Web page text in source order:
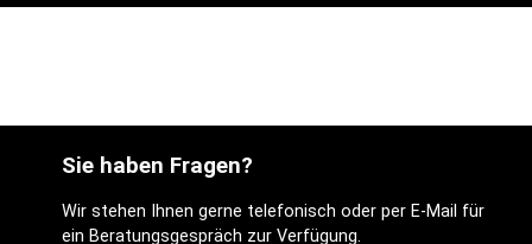
Sie haben Fragen?
Wir stehen Ihnen gerne telefonisch oder per E-Mail für
ein Beratungsgespräch zur Verfügung.